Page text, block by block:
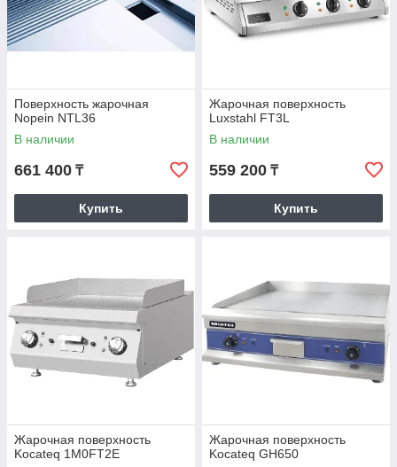
Удобная оплата
разные варианты оплаты.
Современные решения
В нашем каталоге можно найти
модели.
Поверхность жарочная
Nopein NTL36
В наличии
661 400 ₸
Купить
Жарочная поверхность
Luxstahl FT3L
В наличии
559 200 ₸
Купить
Жарочная поверхность
Kocateq 1M0FT2E
Жарочная поверхность
Kocateq GH650